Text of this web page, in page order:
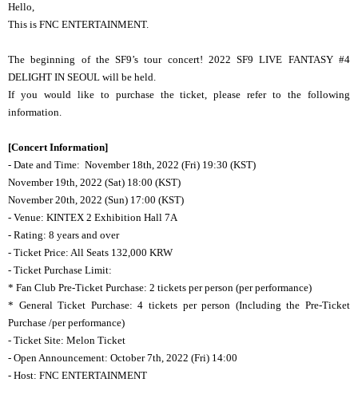
Hello,
This is FNC ENTERTAINMENT.
The beginning of the SF9’s tour concert! 2022 SF9 LIVE FANTASY #4
DELIGHT IN SEOUL will be held.
If you would like to purchase the ticket, please refer to the following
information.
[Concert Information]
- Date and Time: November 18th, 2022 (Fri) 19:30 (KST)
November 19th, 2022 (Sat) 18:00 (KST)
November 20th, 2022 (Sun) 17:00 (KST)
- Venue: KINTEX 2 Exhibition Hall 7A
- Rating: 8 years and over
- Ticket Price: All Seats 132,000 KRW
- Ticket Purchase Limit:
* Fan Club Pre-Ticket Purchase: 2 tickets per person (per performance)
* General Ticket Purchase: 4 tickets per person (Including the Pre-Ticket
Purchase /per performance)
- Ticket Site: Melon Ticket
- Open Announcement: October 7th, 2022 (Fri) 14:00
- Host: FNC ENTERTAINMENT